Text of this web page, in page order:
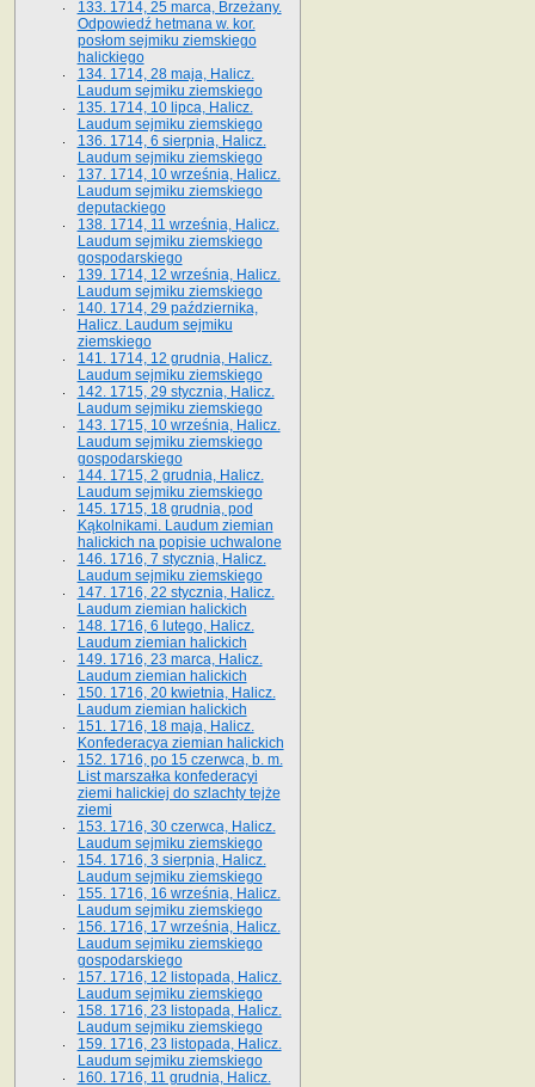
133. 1714, 25 marca, Brzeżany.
Odpowiedź hetmana w. kor.
posłom sejmiku ziemskiego
halickiego
134. 1714, 28 maja, Halicz.
Laudum sejmiku ziemskiego
135. 1714, 10 lipca, Halicz.
Laudum sejmiku ziemskiego
136. 1714, 6 sierpnia, Halicz.
Laudum sejmiku ziemskiego
137. 1714, 10 września, Halicz.
Laudum sejmiku ziemskiego
deputackiego
138. 1714, 11 września, Halicz.
Laudum sejmiku ziemskiego
gospodarskiego
139. 1714, 12 września, Halicz.
Laudum sejmiku ziemskiego
140. 1714, 29 października,
Halicz. Laudum sejmiku
ziemskiego
141. 1714, 12 grudnia, Halicz.
Laudum sejmiku ziemskiego
142. 1715, 29 stycznia, Halicz.
Laudum sejmiku ziemskiego
143. 1715, 10 września, Halicz.
Laudum sejmiku ziemskiego
gospodarskiego
144. 1715, 2 grudnia, Halicz.
Laudum sejmiku ziemskiego
145. 1715, 18 grudnia, pod
Kąkolnikami. Laudum ziemian
halickich na popisie uchwalone
146. 1716, 7 stycznia, Halicz.
Laudum sejmiku ziemskiego
147. 1716, 22 stycznia, Halicz.
Laudum ziemian halickich
148. 1716, 6 lutego, Halicz.
Laudum ziemian halickich
149. 1716, 23 marca, Halicz.
Laudum ziemian halickich
150. 1716, 20 kwietnia, Halicz.
Laudum ziemian halickich
151. 1716, 18 maja, Halicz.
Konfederacya ziemian halickich
152. 1716, po 15 czerwca, b. m.
List marszałka konfederacyi
ziemi halickiej do szlachty tejże
ziemi
153. 1716, 30 czerwca, Halicz.
Laudum sejmiku ziemskiego
154. 1716, 3 sierpnia, Halicz.
Laudum sejmiku ziemskiego
155. 1716, 16 września, Halicz.
Laudum sejmiku ziemskiego
156. 1716, 17 września, Halicz.
Laudum sejmiku ziemskiego
gospodarskiego
157. 1716, 12 listopada, Halicz.
Laudum sejmiku ziemskiego
158. 1716, 23 listopada, Halicz.
Laudum sejmiku ziemskiego
159. 1716, 23 listopada, Halicz.
Laudum sejmiku ziemskiego
160. 1716, 11 grudnia, Halicz.